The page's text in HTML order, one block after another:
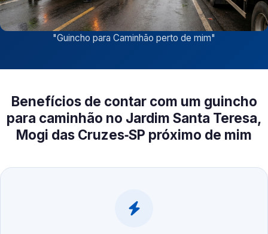
"Guincho para Caminhão perto de mim"
Benefícios de contar com um guincho
para caminhão no Jardim Santa Teresa,
Mogi das Cruzes‑SP próximo de mim